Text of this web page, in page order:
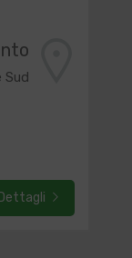
Sud
Dettagli